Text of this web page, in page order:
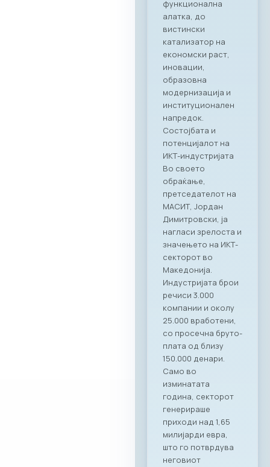
„CONNECT & TASTE“
беше потврдување
на стратешкото
партнерство
помеѓу МАСИТ и
Ragusa Group.
Преку овој настан,
членките на
комората имаа
единствена
можност одблиску
да се запознаат со
капацитетите и
професионалност
а на Ragusa Group –
лидер во областа
на организација на
корпоративни
настани и
гостопримство.
„Овој настан
потврди дека
најдобрите идеи и
стратешки
партнерства се
создаваат кога
професионалност
а се среќава со
вистинските
соработници. Со
Ragusa Group како
наш патрон
партнер, членките
на МАСИТ добиваат
моќен сојузник кој
гарантира
беспрекорна